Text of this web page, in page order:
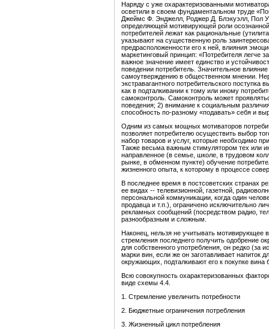
Наряду с уже охарактеризованными
осветили в своем фундаментальном труде
Джеймс Ф. Энджелл, Роджер Д. Блэкуэлл, Пол
определяющей мотивирующей роли
потребителей лежат как рациональные
указывают на существенную роль
предрасположенности его к ней, влияния
маркетинговый принцип: «Потребителя легче
важное значение имеет единство и
поведении потребитель. Значительное
самоутверждению в общественном мнении.
экстравагантного потребительского
как в подталкивании к тому или иному
самоконтроль. Самоконтроль может
поведения; 2) внимание к социальным
способность по-разному «подавать» себя и
Одним из самых мощных мотиваторов
позволяет потребителю осуществить выбор
набор товаров и услуг, которые необходимо
Также весьма важным стимулятором тех или
направленное (в семье, школе, в трудовом
рынке, в обменном пункте) обучение
жизненного опыта, к которому в процессе
В последнее время в постсоветских странах
ее видах -- телевизионной, газетной,
персональной коммуникации, когда один
продавца и т.п.), ограничено исключительно
рекламных сообщений (посредством радио,
разнообразным и сложным.
Наконец, нельзя не учитывать мотивирующее
стремления последнего получить одобрение
для собственного употребления, он редко (за
марки вин, если же он заготавливает напиток
окружающих, подталкивают его к покупке вина
Всю совокупность охарактеризованных
виде схемы 4.4.
1. Стремление увеличить потребности
2. Бюджетные ограничения потребления
3. Жизненный цикл потребления